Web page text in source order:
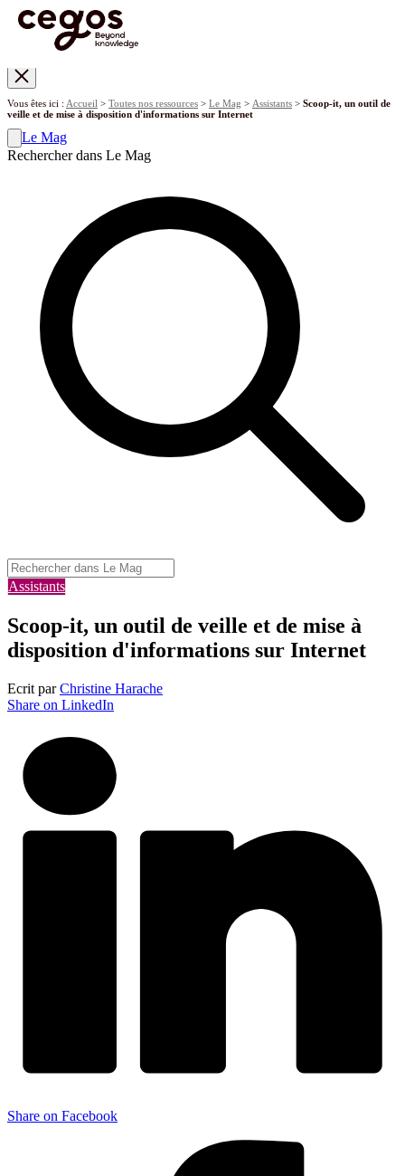
Vous êtes ici : Accueil > Toutes nos ressources > Le Mag > Assistants > Scoop-it, un outil de
veille et de mise à disposition d'informations sur Internet
Le Mag
Rechercher dans Le Mag
Assistants
Scoop-it, un outil de veille et de mise à
disposition d'informations sur Internet
Ecrit parChristine Harache
Share on LinkedIn
Share on Facebook